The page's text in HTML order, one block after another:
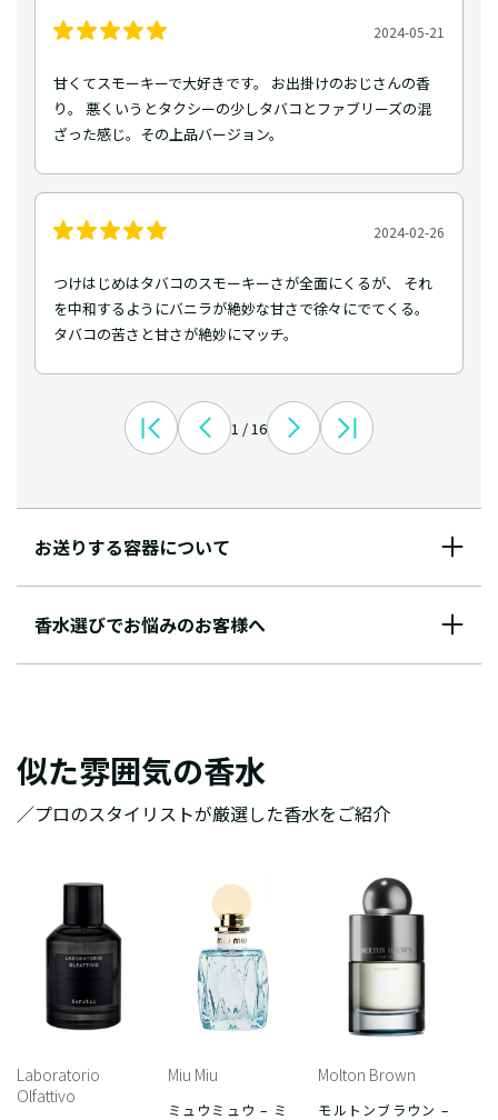
2024-05-21
甘くてスモーキーで大好きです。 お出掛けのおじさんの香
り。 悪くいうとタクシーの少しタバコとファブリーズの混
ざった感じ。その上品バージョン。
2024-02-26
つけはじめはタバコのスモーキーさが全面にくるが、 それ
を中和するようにバニラが絶妙な甘さで徐々にでてくる。
タバコの苦さと甘さが絶妙にマッチ。
1 / 16
お送りする容器について
香水選びでお悩みのお客様へ
似た雰囲気の香水
／プロのスタイリストが厳選した香水をご紹介
Laboratorio
Olfattivo
Miu Miu
ミュウミュウ – ミ
Molton Brown
モルトンブラウン –